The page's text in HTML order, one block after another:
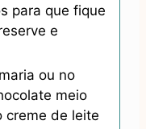
para que fique
e
ou no
meio
creme de leite